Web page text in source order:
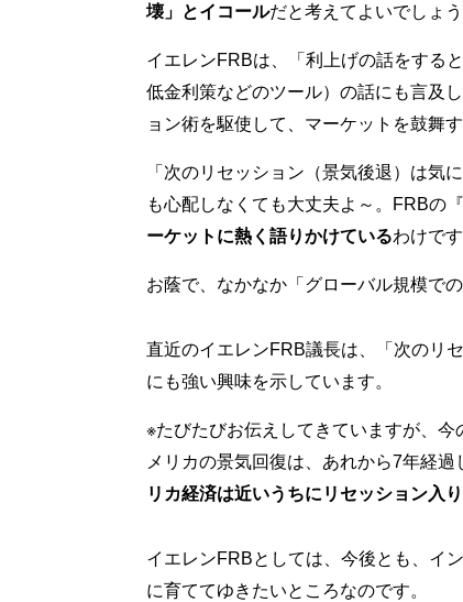
壊」とイコールだと考えてよいでしょう
イエレンFRBは、「利上げの話をする
低金利策などのツール）の話にも言及
ョン術を駆使して、マーケットを鼓舞す
「次のリセッション（景気後退）は気
も心配しなくても大丈夫よ～。FRBの
ーケットに熱く語りかけているわけです
お蔭で、なかなか「グローバル規模で
直近のイエレンFRB議長は、「次のリ
にも強い興味を示しています。
※たびたびお伝えしてきていますが、
メリカの景気回復は、あれから7年経過
リカ経済は近いうちにリセッション入
イエレンFRBとしては、今後とも、イ
に育ててゆきたいところなのです。